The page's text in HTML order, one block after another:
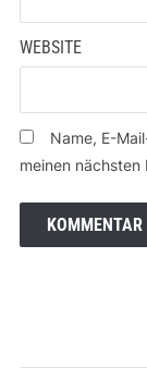
WEBSITE
Name, E-
meinen nächsten